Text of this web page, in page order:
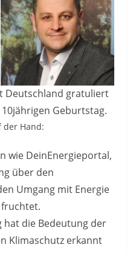
Deutschland gratuliert
Geburtstag.
der Hand:
wie DeinEnergieportal,
über den
Umgang mit Energie
hat die Bedeutung der
Klimaschutz erkannt